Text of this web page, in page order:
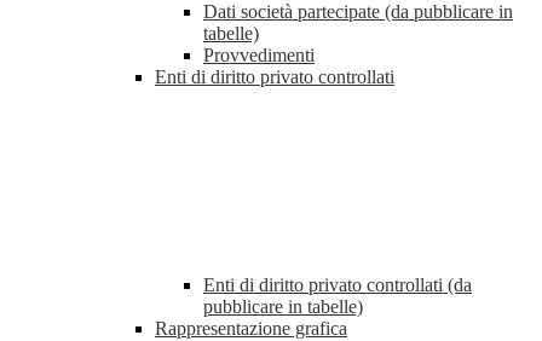
Dati società partecipate (da pubblicare in
tabelle)
Provvedimenti
Enti di diritto privato controllati
Enti di diritto privato controllati (da
pubblicare in tabelle)
Rappresentazione grafica